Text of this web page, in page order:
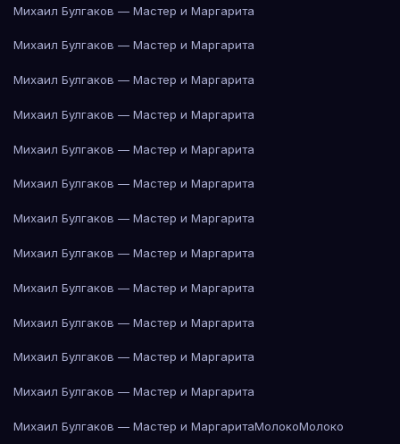
Михаил Булгаков — Мастер и Маргарита
Михаил Булгаков — Мастер и Маргарита
Михаил Булгаков — Мастер и Маргарита
Михаил Булгаков — Мастер и Маргарита
Михаил Булгаков — Мастер и Маргарита
Михаил Булгаков — Мастер и Маргарита
Михаил Булгаков — Мастер и Маргарита
Михаил Булгаков — Мастер и Маргарита
Михаил Булгаков — Мастер и Маргарита
Михаил Булгаков — Мастер и Маргарита
Михаил Булгаков — Мастер и Маргарита
Михаил Булгаков — Мастер и Маргарита
Михаил Булгаков — Мастер и МаргаритаМолокоМолоко